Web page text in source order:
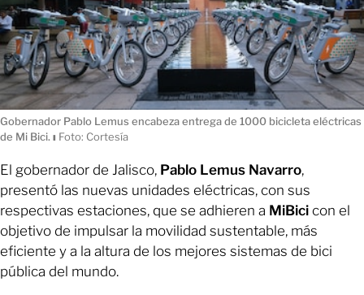
Gobernador Pablo Lemus encabeza entrega de 1000 bicicleta eléctricas
de Mi Bici. ı Foto: Cortesía
El gobernador de Jalisco, Pablo Lemus Navarro,
presentó las nuevas unidades eléctricas, con sus
respectivas estaciones, que se adhieren a MiBici con el
objetivo de impulsar la movilidad sustentable, más
eficiente y a la altura de los mejores sistemas de bici
pública del mundo.